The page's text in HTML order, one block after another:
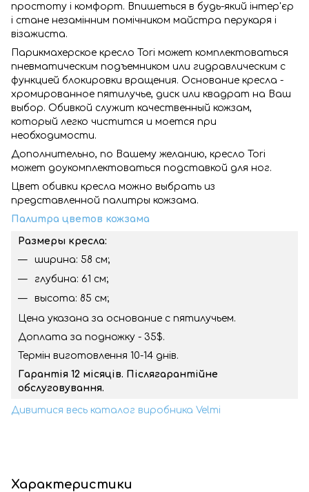
простоту і комфорт. Впишеться в будь-який інтер'єр
і стане незамінним помічником майстра перукаря і
візажиста.
Парикмахерское кресло Tori может комплектоваться
пневматическим подъемником или гидравлическим с
функцией блокировки вращения. Основание кресла -
хромированное пятилучье, диск или квадрат на Ваш
выбор. Обивкой служит качественный кожзам,
который легко чистится и моется при
необходимости.
Дополнительно, по Вашему желанию, кресло Tori
может доукомплектоваться подставкой для ног.
Цвет обивки кресла можно выбрать из
представленной палитры кожзама.
Палитра цветов кожзама
Размеры кресла:
ширина: 58 см;
глубина: 61 см;
высота: 85 см;
Цена указана за основание с пятилучьем.
Доплата за подножку - 35$.
Термін виготовлення 10-14 днів.
Гарантія 12 місяців. Післягарантійне
обслуговування.
Дивитися весь каталог виробника Velmi
Характеристики